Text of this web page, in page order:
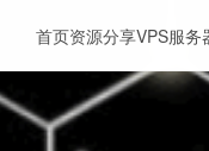
首页资源分享VPS服务